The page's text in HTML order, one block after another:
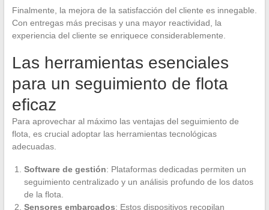
Finalmente, la mejora de la satisfacción del cliente es innegable.
Con entregas más precisas y una mayor reactividad, la
experiencia del cliente se enriquece considerablemente.
Las herramientas esenciales
para un seguimiento de flota
eficaz
Para aprovechar al máximo las ventajas del seguimiento de
flota, es crucial adoptar las herramientas tecnológicas
adecuadas.
Software de gestión: Plataformas dedicadas permiten un
seguimiento centralizado y un análisis profundo de los datos
de la flota.
Sensores embarcados: Estos dispositivos recopilan